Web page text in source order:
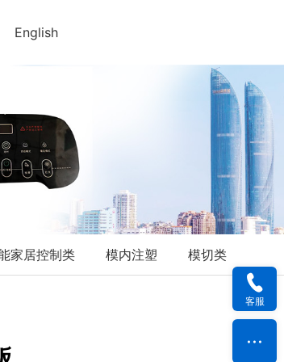
English
家居控制类 模内注塑 模切类
客服